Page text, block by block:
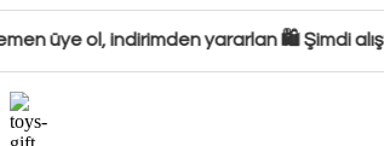
ol, indirimden yararlan 🛍️ Şimdi